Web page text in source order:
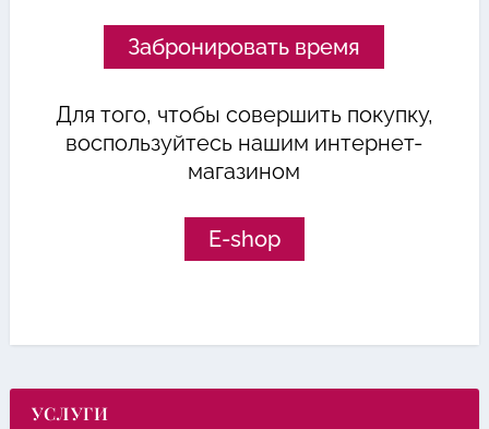
Забронировать время
Для того, чтобы совершить покупку,
воспользуйтесь нашим интернет-
магазином
E-shop
УСЛУГИ